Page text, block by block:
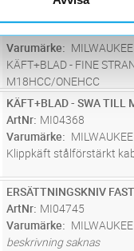
ST Lägg i
ArtNr MI04320
Varumärke
MILWAUKEE
KÄFT+BLAD - FINE
M18HCC/ONEHCC
ST Lägg i
KÄFT+BLAD - SWA TILL
ArtNr MI04368
Varumärke
MILWAUKEE
Klippkäft stålförstärkt
ST Lägg i
ERSÄTTNINGSKNIV
ArtNr MI04745
Varumärke
MILWAUKEE
beskrivning saknas